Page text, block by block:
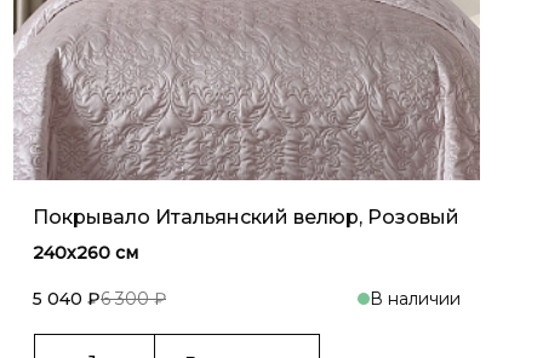
Покрывало Итальянский велюр, Розовый
240х260 см
5 040 ₽6 300 ₽ В наличии